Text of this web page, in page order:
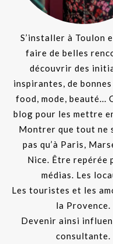
S’installer à Toulon
faire de belles
découvrir des
inspirantes, de
food, mode, beauté...
blog pour les mettre
Montrer que tout ne
pas qu’à Paris,
Nice. Être repérée
médias. Les
Les touristes et les
la Provence.
Devenir ainsi
consultante.